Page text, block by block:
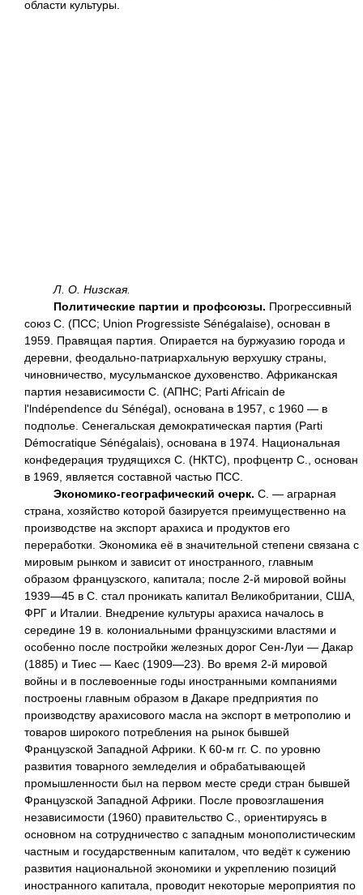
области культуры.
Л. О. Низская.
Политические партии и профсоюзы. Прогрессивный
союз С. (ПСС; Union Progressiste Sénégalaise), основан в
1959. Правящая партия. Опирается на буржуазию города и
деревни, феодально-патриархальную верхушку страны,
чиновничество, мусульманское духовенство. Африканская
партия независимости С. (АПНС; Parti Africain de
l'lndépendence du Sénégal), основана в 1957, с 1960 — в
подполье. Сенегальская демократическая партия (Parti
Démocratique Sénégalais), основана в 1974. Национальная
конфедерация трудящихся С. (НКТС), профцентр С., основан
в 1969, является составной частью ПСС.
Экономико-географический очерк. С. — аграрная
страна, хозяйство которой базируется преимущественно на
производстве на экспорт арахиса и продуктов его
переработки. Экономика её в значительной степени связана с
мировым рынком и зависит от иностранного, главным
образом французского, капитала; после 2-й мировой войны
1939—45 в С. стал проникать капитал Великобритании, США,
ФРГ и Италии. Внедрение культуры арахиса началось в
середине 19 в. колониальными французскими властями и
особенно после постройки железных дорог Сен-Луи — Дакар
(1885) и Тиес — Каес (1909—23). Во время 2-й мировой
войны и в послевоенные годы иностранными компаниями
построены главным образом в Дакаре предприятия по
производству арахисового масла на экспорт в метрополию и
товаров широкого потребления на рынок бывшей
Французской Западной Африки. К 60-м гг. С. по уровню
развития товарного земледелия и обрабатывающей
промышленности был на первом месте среди стран бывшей
Французской Западной Африки. После провозглашения
независимости (1960) правительство С., ориентируясь в
основном на сотрудничество с западным монополистическим
частным и государственным капиталом, что ведёт к сужению
развития национальной экономики и укреплению позиций
иностранного капитала, проводит некоторые мероприятия по